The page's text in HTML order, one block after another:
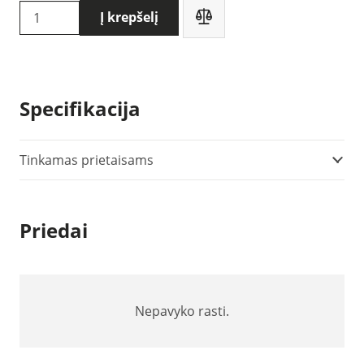
produkto
kiekis:
Į krepšelį
Specifikacija
Tinkamas prietaisams
Priedai
Nepavyko rasti.